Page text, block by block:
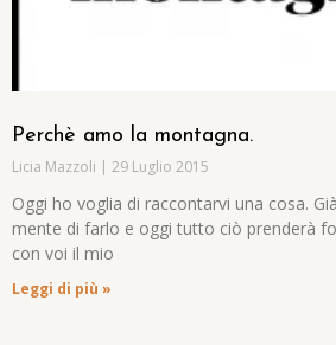
Perchè amo la montagna.
Licia Mazzoli 29 Luglio 2015
Oggi ho voglia di raccontarvi una cosa.
mente di farlo e oggi tutto ciò prenderà
con voi il mio
Leggi di più »